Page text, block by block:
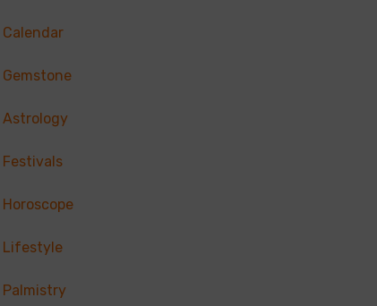
Calendar
Gemstone
Astrology
Festivals
Horoscope
Lifestyle
Palmistry